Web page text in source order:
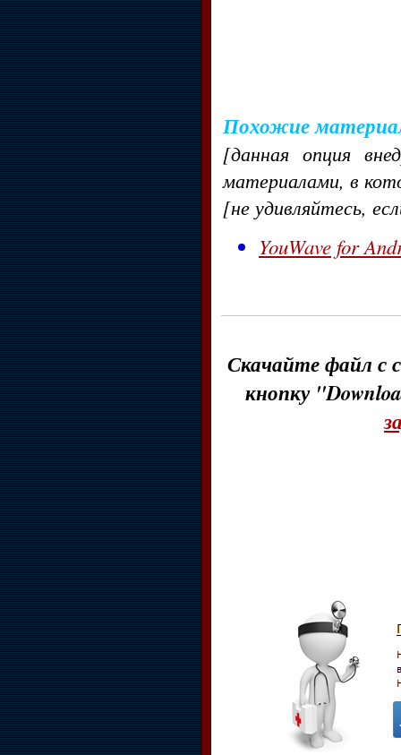
Похожие
[данная опция
материалами, в
[не удивляйтесь,
YouWave for
Скачайте файл с
кнопку